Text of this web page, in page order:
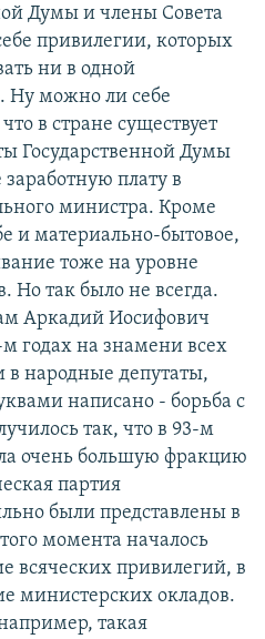
Думы и члены Совета
привилегии, которых
ни в одной
Ну можно ли себе
в стране существует
Государственной Думы
заработную плату в
министра. Кроме
и материально-бытовое,
тоже на уровне
Но так было не всегда.
Аркадий Иосифович
годах на знамени всех
народные депутаты,
написано - борьба с
так, что в 93-м
очень большую фракцию
партия
были представлены в
момента началось
всяческих привилегий, в
министерских окладов.
такая